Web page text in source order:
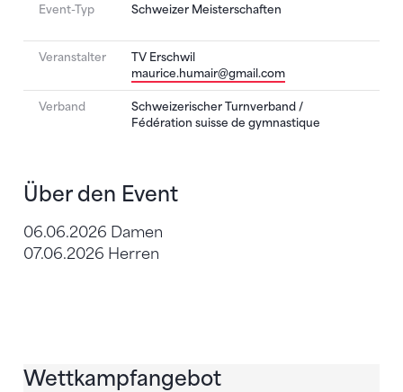
Event-Typ Schweizer Meisterschaften
Veranstalter
TV Erschwil
maurice.humair@gmail.com
Verband
Schweizerischer Turnverband /
Fédération suisse de gymnastique
Über den Event
06.06.2026 Damen
07.06.2026 Herren
Wettkampfangebot